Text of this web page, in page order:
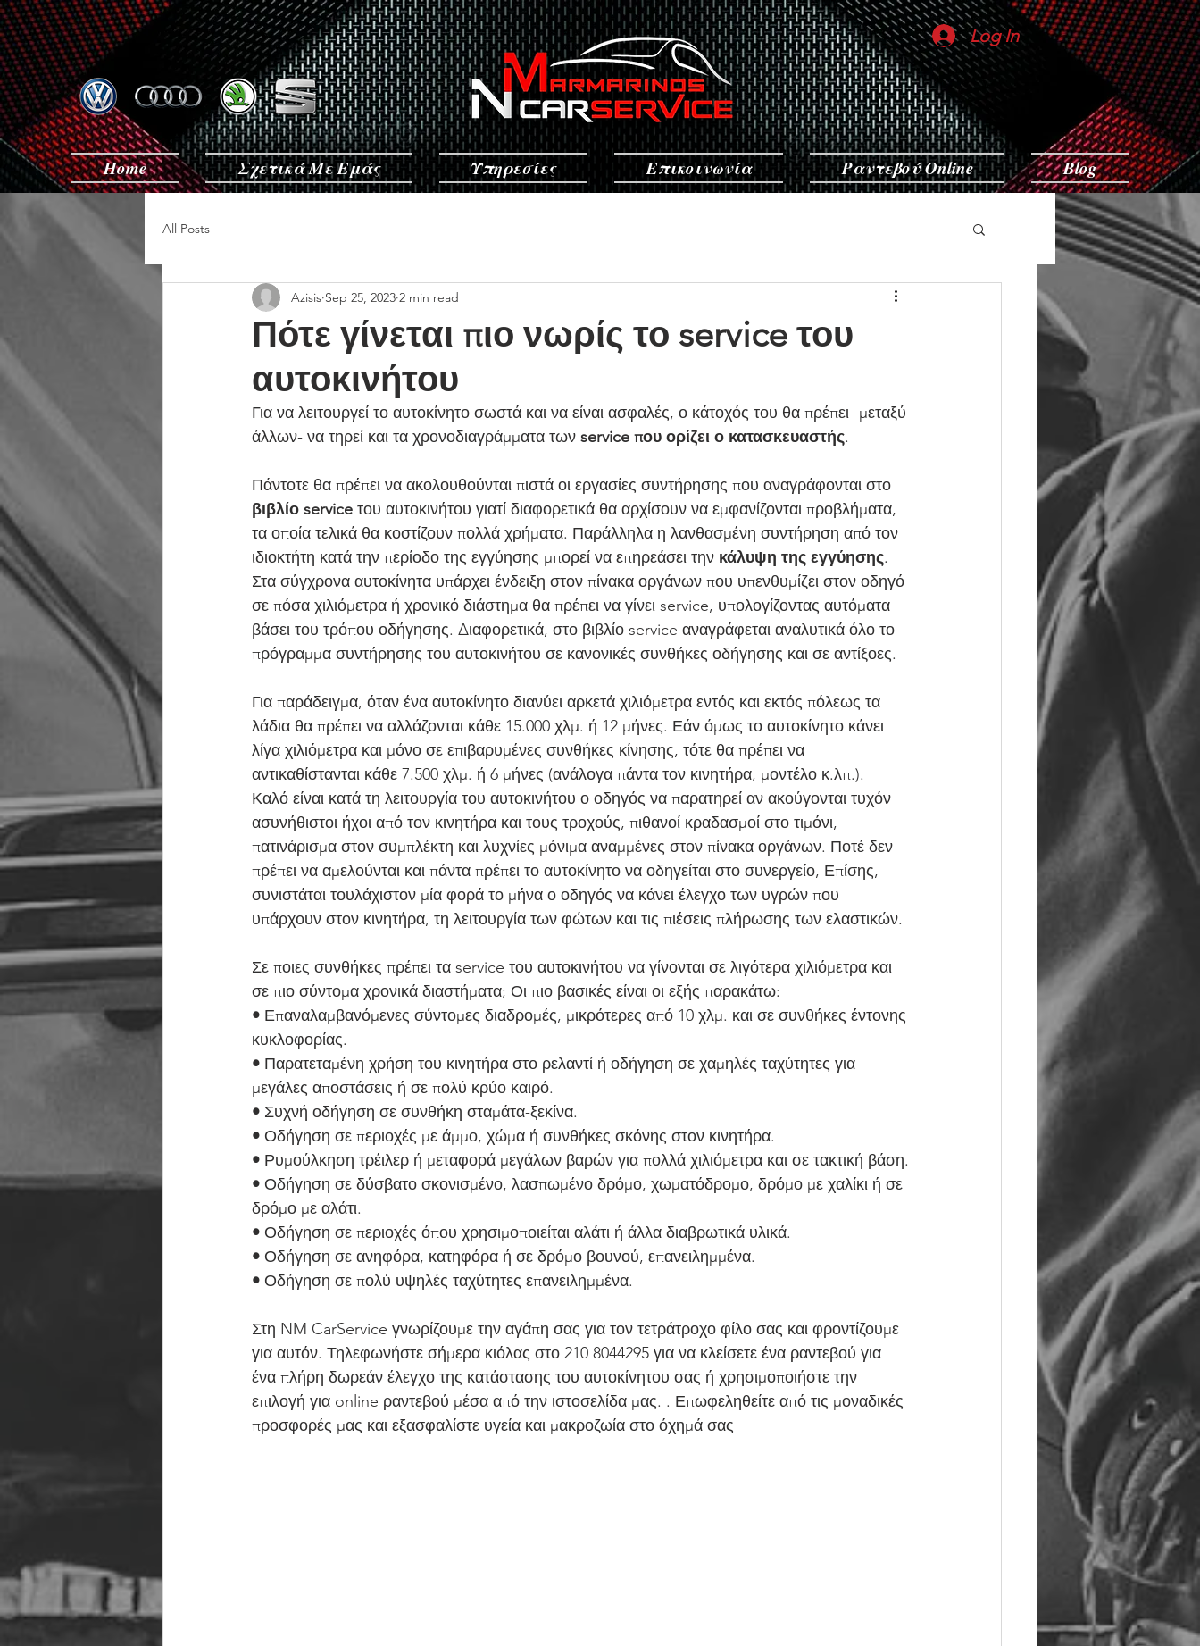
Home Σχετικά Με Εμάς Υπηρεσίες Επικοινωνία Ραντεβού Online Blog
Log In
All Posts
Πότε γίνεται πιο νωρίς το service του
αυτοκινήτου
Azisis Sep 25, 2023 2 min read
Για να λειτουργεί το αυτοκίνητο σωστά και να είναι ασφαλές, ο κάτοχός του θα πρέπει -μεταξύ
άλλων- να τηρεί και τα χρονοδιαγράμματα των service που ορίζει ο κατασκευαστής.
Πάντοτε θα πρέπει να ακολουθούνται πιστά οι εργασίες συντήρησης που αναγράφονται στο
βιβλίο service του αυτοκινήτου γιατί διαφορετικά θα αρχίσουν να εμφανίζονται προβλήματα,
τα οποία τελικά θα κοστίζουν πολλά χρήματα. Παράλληλα η λανθασμένη συντήρηση από τον
ιδιοκτήτη κατά την περίοδο της εγγύησης μπορεί να επηρεάσει την κάλυψη της εγγύησης.
Στα σύγχρονα αυτοκίνητα υπάρχει ένδειξη στον πίνακα οργάνων που υπενθυμίζει στον οδηγό
σε πόσα χιλιόμετρα ή χρονικό διάστημα θα πρέπει να γίνει service, υπολογίζοντας αυτόματα
βάσει του τρόπου οδήγησης. Διαφορετικά, στο βιβλίο service αναγράφεται αναλυτικά όλο το
πρόγραμμα συντήρησης του αυτοκινήτου σε κανονικές συνθήκες οδήγησης και σε αντίξοες.
Για παράδειγμα, όταν ένα αυτοκίνητο διανύει αρκετά χιλιόμετρα εντός και εκτός πόλεως τα
λάδια θα πρέπει να αλλάζονται κάθε 15.000 χλμ. ή 12 μήνες. Εάν όμως το αυτοκίνητο κάνει
λίγα χιλιόμετρα και μόνο σε επιβαρυμένες συνθήκες κίνησης, τότε θα πρέπει να
αντικαθίστανται κάθε 7.500 χλμ. ή 6 μήνες (ανάλογα πάντα τον κινητήρα, μοντέλο κ.λπ.).
Καλό είναι κατά τη λειτουργία του αυτοκινήτου ο οδηγός να παρατηρεί αν ακούγονται τυχόν
ασυνήθιστοι ήχοι από τον κινητήρα και τους τροχούς, πιθανοί κραδασμοί στο τιμόνι,
πατινάρισμα στον συμπλέκτη και λυχνίες μόνιμα αναμμένες στον πίνακα οργάνων. Ποτέ δεν
πρέπει να αμελούνται και πάντα πρέπει το αυτοκίνητο να οδηγείται στο συνεργείο, Επίσης,
συνιστάται τουλάχιστον μία φορά το μήνα ο οδηγός να κάνει έλεγχο των υγρών που
υπάρχουν στον κινητήρα, τη λειτουργία των φώτων και τις πιέσεις πλήρωσης των ελαστικών.
Σε ποιες συνθήκες πρέπει τα service του αυτοκινήτου να γίνονται σε λιγότερα χιλιόμετρα και
σε πιο σύντομα χρονικά διαστήματα; Οι πιο βασικές είναι οι εξής παρακάτω:
• Επαναλαμβανόμενες σύντομες διαδρομές, μικρότερες από 10 χλμ. και σε συνθήκες έντονης
κυκλοφορίας.
• Παρατεταμένη χρήση του κινητήρα στο ρελαντί ή οδήγηση σε χαμηλές ταχύτητες για
μεγάλες αποστάσεις ή σε πολύ κρύο καιρό.
• Συχνή οδήγηση σε συνθήκη σταμάτα-ξεκίνα.
• Οδήγηση σε περιοχές με άμμο, χώμα ή συνθήκες σκόνης στον κινητήρα.
• Ρυμούλκηση τρέιλερ ή μεταφορά μεγάλων βαρών για πολλά χιλιόμετρα και σε τακτική βάση.
• Οδήγηση σε δύσβατο σκονισμένο, λασπωμένο δρόμο, χωματόδρομο, δρόμο με χαλίκι ή σε
δρόμο με αλάτι.
• Οδήγηση σε περιοχές όπου χρησιμοποιείται αλάτι ή άλλα διαβρωτικά υλικά.
• Οδήγηση σε ανηφόρα, κατηφόρα ή σε δρόμο βουνού, επανειλημμένα.
• Οδήγηση σε πολύ υψηλές ταχύτητες επανειλημμένα.
Στη NM CarService γνωρίζουμε την αγάπη σας για τον τετράτροχο φίλο σας και φροντίζουμε
για αυτόν. Τηλεφωνήστε σήμερα κιόλας στο 210 8044295 για να κλείσετε ένα ραντεβού για
ένα πλήρη δωρεάν έλεγχο της κατάστασης του αυτοκίνητου σας ή χρησιμοποιήστε την
επιλογή για online ραντεβού μέσα από την ιστοσελίδα μας. . Επωφεληθείτε από τις μοναδικές
προσφορές μας και εξασφαλίστε υγεία και μακροζωία στο όχημά σας